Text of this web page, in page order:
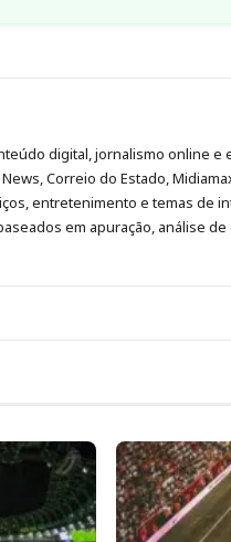
digital, jornalismo online e
Correio do Estado,
entretenimento e temas de
em apuração, análise